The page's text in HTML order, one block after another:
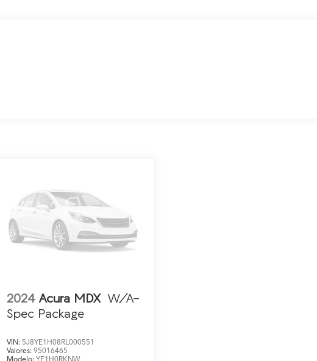
2024 Acura MDX W/A-
Spec Package
VIN: 5J8YE1H08RL000551
Valores:95016465
Modelo:YE1H0RKNW